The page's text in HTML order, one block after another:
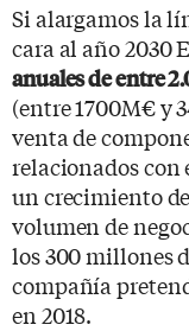
Si alargamos la
cara al año 2030
anuales de entre
(entre 1700M€ y
venta de
relacionados con
un crecimiento
volumen de
los 300 millones
compañía
en 2018.